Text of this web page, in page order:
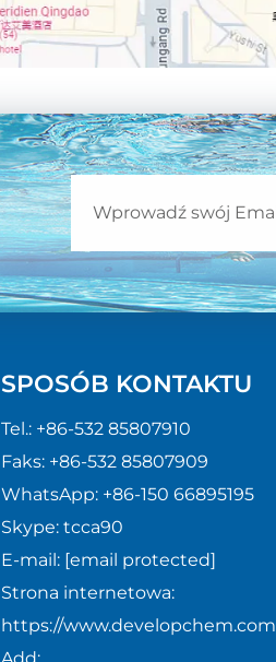
SPOSÓB KONTAKTU
Tel.: +86-532 85807910
Faks: +86-532 85807909
WhatsApp: +86-150 66895195
Skype: tcca90
E-mail: [email protected]
Strona internetowa:
https://www.developchem.com